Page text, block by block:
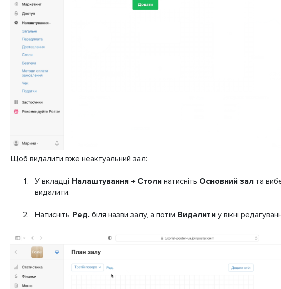
Щоб видалити вже неактуальний зал:
У вкладці Налаштування → Столинатисніть Основний залта
видалити.
Натисніть Ред. біля назви залу, а потім Видалитиу вікні